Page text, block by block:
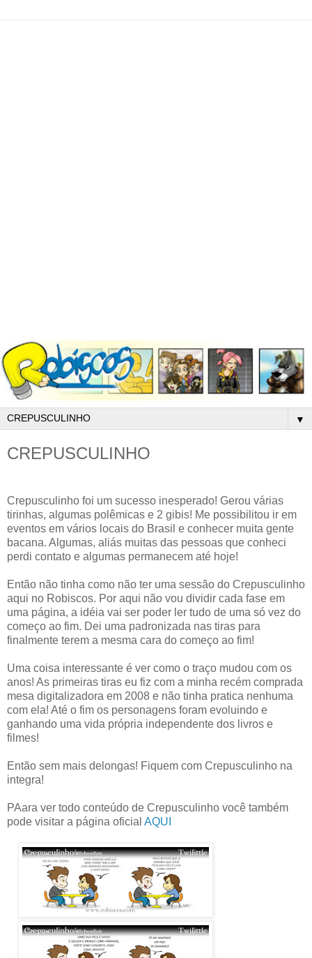
▼
CREPUSCULINHO
Crepusculinho foi um sucesso inesperado! Gerou várias
tirinhas, algumas polêmicas e 2 gibis! Me possibilitou ir em
eventos em vários locais do Brasil e conhecer muita gente
bacana. Algumas, aliás muitas das pessoas que conheci
perdi contato e algumas permanecem até hoje!
Então não tinha como não ter uma sessão do Crepusculinho
aqui no Robiscos. Por aqui não vou dividir cada fase em
uma página, a idéia vai ser poder ler tudo de uma só vez do
começo ao fim. Dei uma padronizada nas tiras para
finalmente terem a mesma cara do começo ao fim!
Uma coisa interessante é ver como o traço mudou com os
anos! As primeiras tiras eu fiz com a minha recém comprada
mesa digitalizadora em 2008 e não tinha pratica nenhuma
com ela! Até o fim os personagens foram evoluindo e
ganhando uma vida própria independente dos livros e
filmes!
Então sem mais delongas! Fiquem com Crepusculinho na
integra!
PAara ver todo conteúdo de Crepusculinho você também
pode visitar a página oficial AQUI